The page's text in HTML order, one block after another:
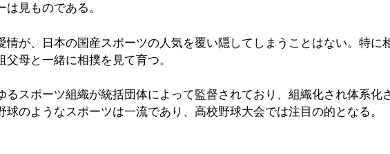
見ものである。
情が、日本の国産スポーツの人気を覆い隠してしまうことはない。特
母と一緒に相撲を見て育つ。
るスポーツ組織が統括団体によって監督されており、組織化され体系
のようなスポーツは一流であり、高校野球大会では注目の的となる。